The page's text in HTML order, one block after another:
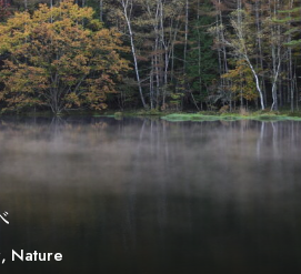
, Nature